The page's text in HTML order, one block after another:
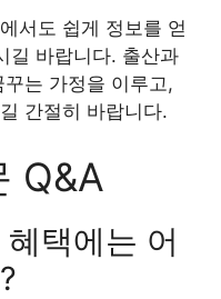
서도 쉽게 정보를 얻
길 바랍니다. 출산과
는 가정을 이루고,
간절히 바랍니다.
Q&A
택에는 어